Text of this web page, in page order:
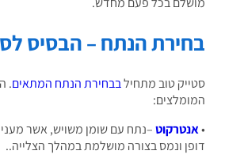
הנתח – הבסיס
טוב מתחילבבחירת הנתח המתאים. הנה
–נתח עם שומן משויש, אשר מעניק לו
ונמס בצורה מושלמת במהלך הצלייה..